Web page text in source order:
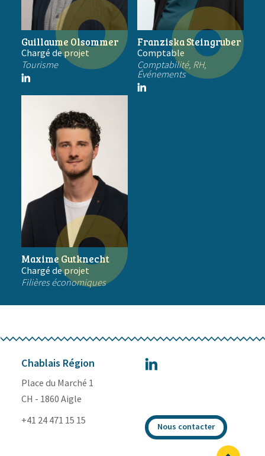
Guillaume Olsommer
Chargé de projet
Tourisme
Franziska Steingruber
Comptable
Comptabilité, RH,
Événements
Maxime Gutknecht
Chargé de projet
Filières économiques
Chablais Région
Place du Marché 1
CH - 1860 Aigle
+41 24 471 15 15
Nous contacter